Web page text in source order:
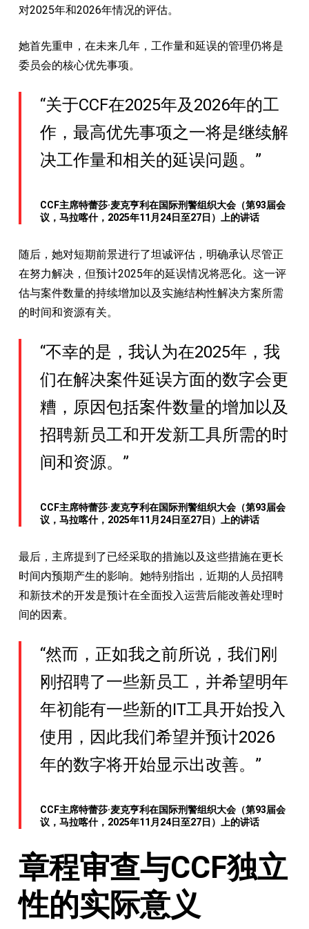
对2025年和2026年情况的评估。
她首先重申，在未来几年，工作量和延误的管理仍将是
委员会的核心优先事项。
“关于CCF在2025年及2026年的工
作，最高优先事项之一将是继续解
决工作量和相关的延误问题。”
CCF主席特蕾莎·麦克亨利在国际刑警组织大会（第93届会
议，马拉喀什，2025年11月24日至27日）上的讲话
随后，她对短期前景进行了坦诚评估，明确承认尽管正
在努力解决，但预计2025年的延误情况将恶化。这一评
估与案件数量的持续增加以及实施结构性解决方案所需
的时间和资源有关。
“不幸的是，我认为在2025年，我
们在解决案件延误方面的数字会更
糟，原因包括案件数量的增加以及
招聘新员工和开发新工具所需的时
间和资源。”
CCF主席特蕾莎·麦克亨利在国际刑警组织大会（第93届会
议，马拉喀什，2025年11月24日至27日）上的讲话
最后，主席提到了已经采取的措施以及这些措施在更长
时间内预期产生的影响。她特别指出，近期的人员招聘
和新技术的开发是预计在全面投入运营后能改善处理时
间的因素。
“然而，正如我之前所说，我们刚
刚招聘了一些新员工，并希望明年
年初能有一些新的IT工具开始投入
使用，因此我们希望并预计2026
年的数字将开始显示出改善。”
CCF主席特蕾莎·麦克亨利在国际刑警组织大会（第93届会
议，马拉喀什，2025年11月24日至27日）上的讲话
章程审查与CCF独立
性的实际意义